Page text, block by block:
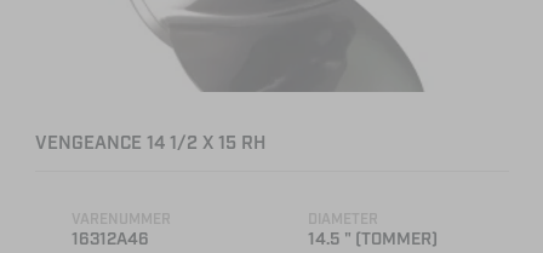
VENGEANCE 14 1/2 X 15 RH
VARENUMMER
16312A46
DIAMETER
14.5 " (TOMMER)